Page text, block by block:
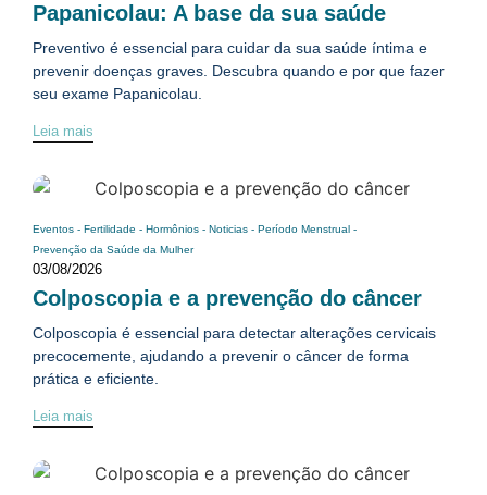
Papanicolau: A base da sua saúde
Preventivo é essencial para cuidar da sua saúde íntima e
prevenir doenças graves. Descubra quando e por que fazer
seu exame Papanicolau.
Leia mais
Eventos - Fertilidade - Hormônios - Noticias - Período Menstrual -
Prevenção da Saúde da Mulher
03/08/2026
Colposcopia e a prevenção do câncer
Colposcopia é essencial para detectar alterações cervicais
precocemente, ajudando a prevenir o câncer de forma
prática e eficiente.
Leia mais